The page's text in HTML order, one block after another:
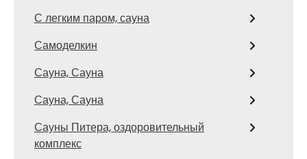
С легким паром, сауна
Самоделкин
Сауна, Сауна
Сауна, Сауна
Сауны Питера, оздоровительный
комплекс